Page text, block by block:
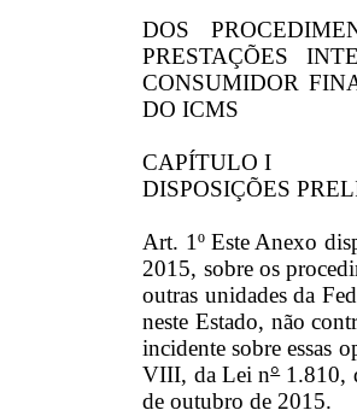
DOS
PRESTAÇÕES
CONSUMIDOR
DO ICMS
CAPÍTULO I
DISPOSIÇÕES
Art. 1º Este Anexo
2015, sobre os
outras unidades da
neste Estado, não
incidente sobre essas
VIII, da Lei n°1.810,
de outubro de 2015.